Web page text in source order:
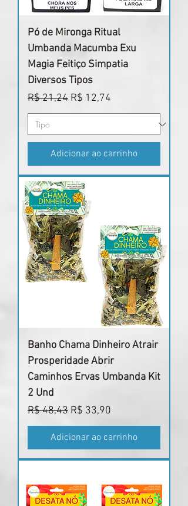
Pó de Mironga Ritual
Umbanda Macumba Exu
Magia Feitiço Simpatia
Diversos Tipos
Preço normal
R$ 21,24 Preço promocional
R$ 12,74
Adicionar ao carrinho
Banho Chama Dinheiro Atrair
Prosperidade Abrir
Caminhos Ervas Umbanda Kit
2 Und
Preço normal
R$ 48,43 Preço promocional
R$ 33,90
Adicionar ao carrinho